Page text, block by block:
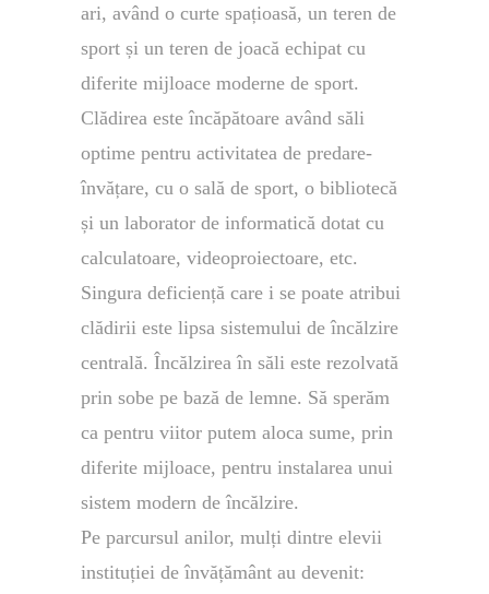
ari, având o curte spațioasă, un teren de
sport și un teren de joacă echipat cu
diferite mijloace moderne de sport.
Clădirea este încăpătoare având săli
optime pentru activitatea de predare-
învățare, cu o sală de sport, o bibliotecă
și un laborator de informatică dotat cu
calculatoare, videoproiectoare, etc.
Singura deficiență care i se poate atribui
clădirii este lipsa sistemului de încălzire
centrală. Încălzirea în săli este rezolvată
prin sobe pe bază de lemne. Să sperăm
ca pentru viitor putem aloca sume, prin
diferite mijloace, pentru instalarea unui
sistem modern de încălzire.
Pe parcursul anilor, mulți dintre elevii
instituției de învățământ au devenit: